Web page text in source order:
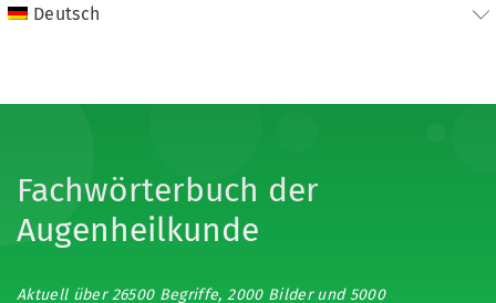
Deutsch
Fachwörterbuch der
Augenheilkunde
Aktuell über 26500 Begriffe, 2000 Bilder und 5000